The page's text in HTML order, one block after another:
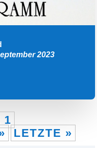
2023
1
LETZTE »